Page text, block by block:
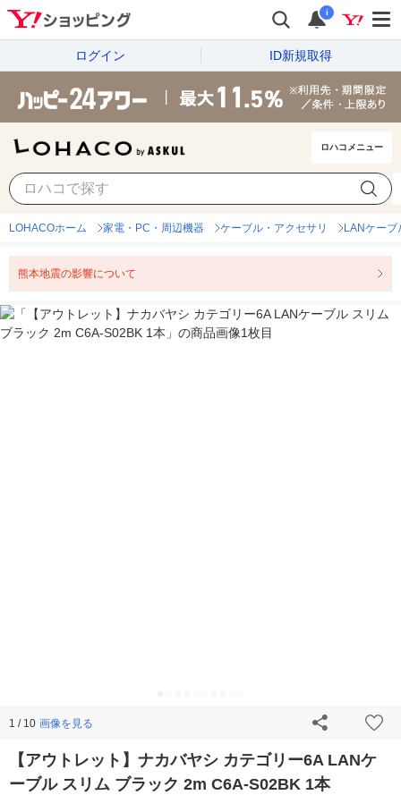
i
ログイン ID新規取得
ロハコメニュー
LOHACOホーム 家電・PC・周辺機器 ケーブル・アクセサリ LANケーブ
熊本地震の影響について
1 / 10 画像を見る
【アウトレット】ナカバヤシ カテゴリー6A LANケ
ーブル スリム ブラック 2m C6A-S02BK 1本